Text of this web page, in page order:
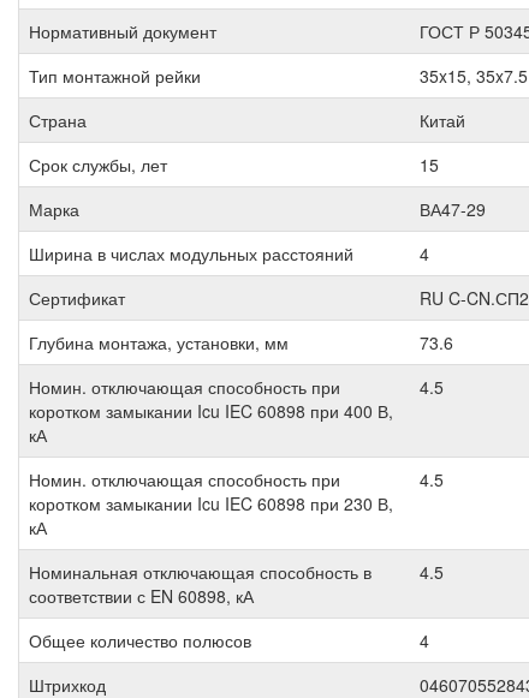
Нормативный документ
ГОСТ Р
Тип монтажной рейки
35x15, 35x7.5
Страна
Китай
Срок службы, лет
15
Марка
ВА47-29
Ширина в числах модульных расстояний
4
Сертификат
RU C-
Глубина монтажа, установки, мм
73.6
Номин. отключающая способность при
коротком замыкании Icu IEC 60898 при 400 В,
кА
4.5
Номин. отключающая способность при
коротком замыкании Icu IEC 60898 при 230 В,
кА
4.5
Номинальная отключающая способность в
соответствии с EN 60898, кА
4.5
Общее количество полюсов
4
Штрихкод